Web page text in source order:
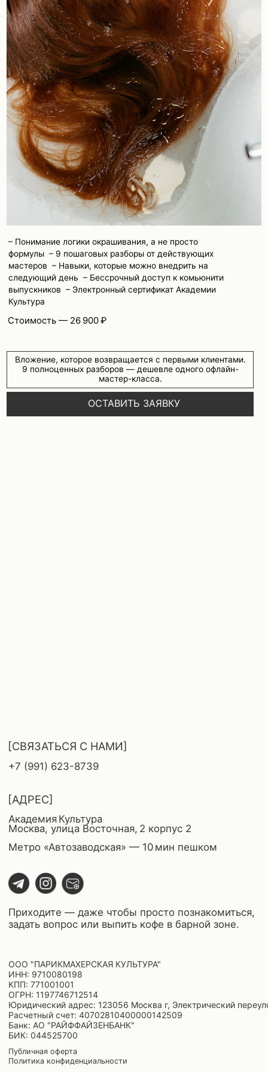
ОСТАВИТЬ ЗАЯВКУ
*Компания Meta Platforms Ins., владеющая социальной сетью Instagram,
по решению суда от 21.03.2022 признана экстремистской организацией,
её деятельность на территории РФ запрещена